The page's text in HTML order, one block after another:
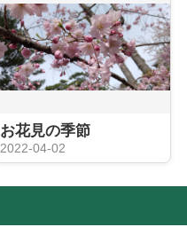
お花見の季節
2022-04-02